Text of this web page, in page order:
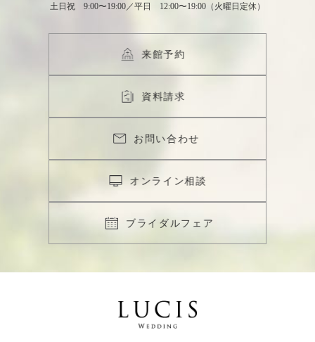
土日祝 9:00〜19:00／平日 12:00〜19:00（火曜日定休）
来館予約
資料請求
お問い合わせ
オンライン相談
ブライダルフェア